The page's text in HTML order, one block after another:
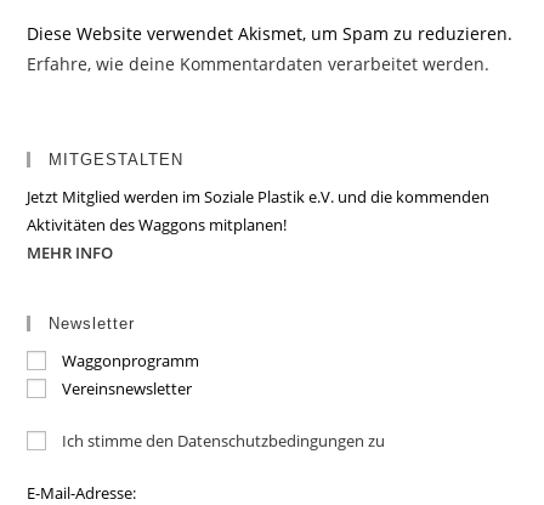
Diese Website verwendet Akismet, um Spam zu reduzieren.
Erfahre, wie deine Kommentardaten verarbeitet werden.
MITGESTALTEN
Jetzt Mitglied werden im Soziale Plastik e.V. und die kommenden
Aktivitäten des Waggons mitplanen!
MEHR INFO
Newsletter
Waggonprogramm
Vereinsnewsletter
Ich stimme den Datenschutzbedingungen zu
E-Mail-Adresse: